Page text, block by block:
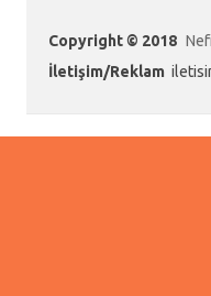
Copyright © 2018
İletişim/Reklam